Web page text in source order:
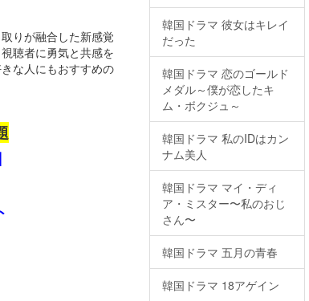
りが融合した新感覚
聴者に勇気と共感を
な人にもおすすめの
韓国ドラマ 彼女はキレイ
だった
韓国ドラマ 恋のゴールド
メダル～僕が恋したキ
ム・ボクジュ～
韓国ドラマ 私のIDはカン
ナム美人
韓国ドラマ マイ・ディ
ア・ミスター〜私のおじ
さん〜
韓国ドラマ 五月の青春
韓国ドラマ 18アゲイン